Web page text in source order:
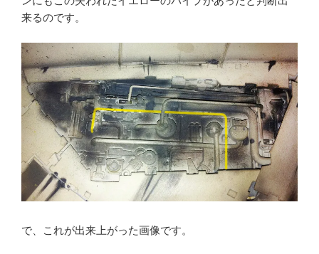
来るのです。
で、これが出来上がった画像です。